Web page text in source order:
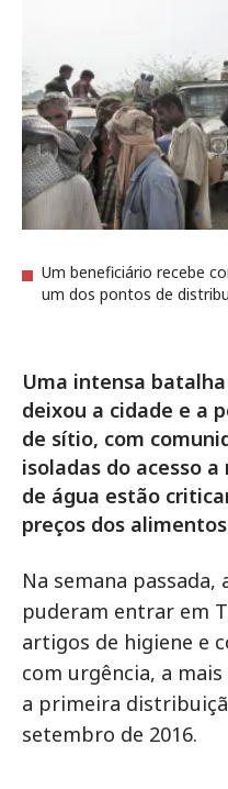
Um beneficiário recebe
um dos pontos de
Uma intensa
deixou a cidade e a
de sítio, com
isoladas do acesso
de água estão
preços dos
Na semana passada,
puderam entrar em
artigos de higiene e
com urgência, a
a primeira
setembro de 2016.